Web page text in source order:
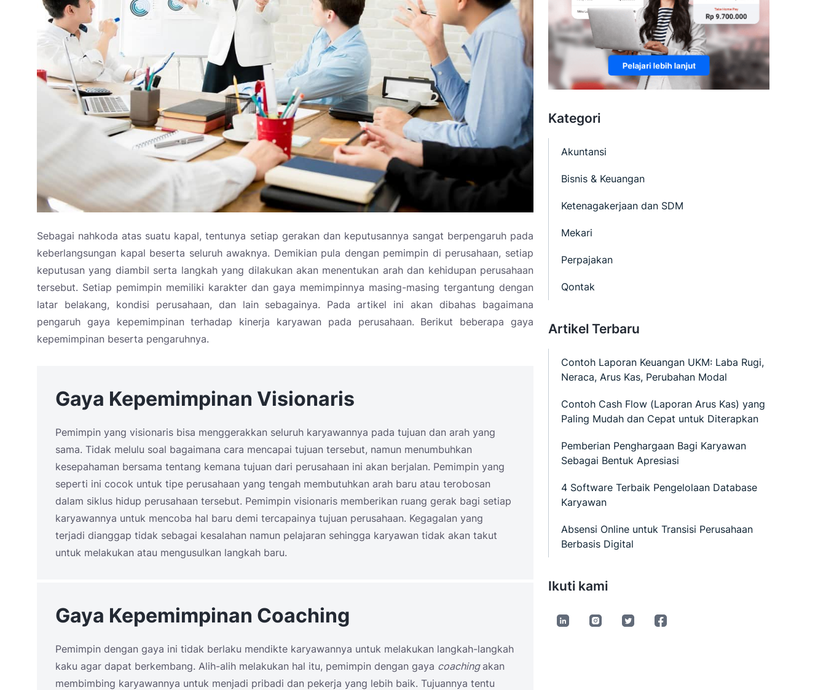
Sebagai nahkoda atas suatu kapal, tentunya setiap gerakan dan keputusannya sangat berpengaruh pada
keberlangsungan kapal beserta seluruh awaknya. Demikian pula dengan pemimpin di perusahaan, setiap
keputusan yang diambil serta langkah yang dilakukan akan menentukan arah dan kehidupan perusahaan
tersebut. Setiap pemimpin memiliki karakter dan gaya memimpinnya masing-masing tergantung dengan
latar belakang, kondisi perusahaan, dan lain sebagainya. Pada artikel ini akan dibahas bagaimana
pengaruh gaya kepemimpinan terhadap kinerja karyawan pada perusahaan. Berikut beberapa gaya
kepemimpinan beserta pengaruhnya.
Gaya Kepemimpinan Visionaris
Pemimpin yang visionaris bisa menggerakkan seluruh karyawannya pada tujuan dan arah yang
sama. Tidak melulu soal bagaimana cara mencapai tujuan tersebut, namun menumbuhkan
kesepahaman bersama tentang kemana tujuan dari perusahaan ini akan berjalan. Pemimpin yang
seperti ini cocok untuk tipe perusahaan yang tengah membutuhkan arah baru atau terobosan
dalam siklus hidup perusahaan tersebut. Pemimpin visionaris memberikan ruang gerak bagi setiap
karyawannya untuk mencoba hal baru demi tercapainya tujuan perusahaan. Kegagalan yang
terjadi dianggap tidak sebagai kesalahan namun pelajaran sehingga karyawan tidak akan takut
untuk melakukan atau mengusulkan langkah baru.
Gaya Kepemimpinan Coaching
Pemimpin dengan gaya ini tidak berlaku mendikte karyawannya untuk melakukan langkah-langkah
kaku agar dapat berkembang. Alih-alih melakukan hal itu, pemimpin dengan gaya coachingakan
membimbing karyawannya untuk menjadi pribadi dan pekerja yang lebih baik. Tujuannya tentu
Kategori
Akuntansi
Bisnis & Keuangan
Ketenagakerjaan dan SDM
Mekari
Perpajakan
Qontak
Artikel Terbaru
Contoh Laporan Keuangan UKM: Laba Rugi,
Neraca, Arus Kas, Perubahan Modal
Contoh Cash Flow (Laporan Arus Kas) yang
Paling Mudah dan Cepat untuk Diterapkan
Pemberian Penghargaan Bagi Karyawan
Sebagai Bentuk Apresiasi
4 Software Terbaik Pengelolaan Database
Karyawan
Absensi Online untuk Transisi Perusahaan
Berbasis Digital
Ikuti kami